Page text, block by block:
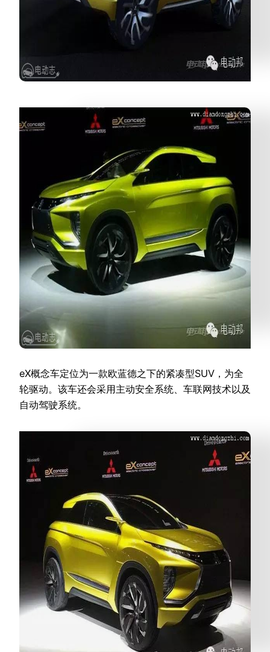
eX概念车定位为一款欧蓝德之下的紧凑型SUV，为全
轮驱动。该车还会采用主动安全系统、车联网技术以及
自动驾驶系统。